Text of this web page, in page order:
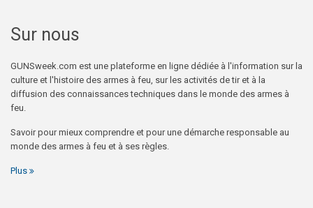
Sur nous
GUNSweek.com est une plateforme en ligne dédiée à l'information sur la
culture et l'histoire des armes à feu, sur les activités de tir et à la
diffusion des connaissances techniques dans le monde des armes à
feu.
Savoir pour mieux comprendre et pour une démarche responsable au
monde des armes à feu et à ses règles.
Plus